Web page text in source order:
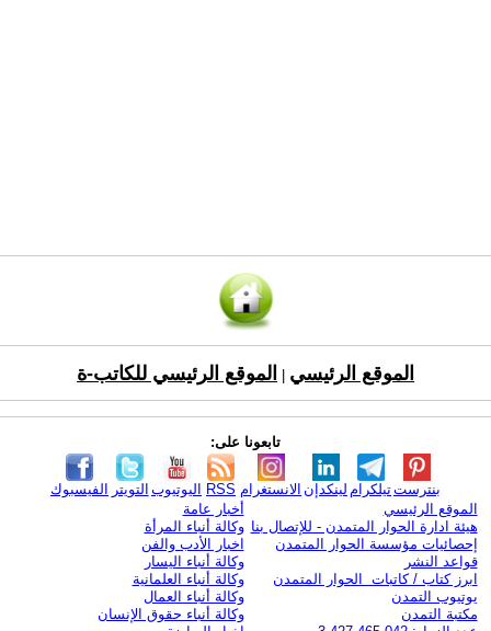
الموقع الرئيسي الموقع الرئيسي للكاتب-ة
تابعونا على:
الفيسبوك التويتر اليوتيوب RSS الانستغرام لينكدإن تيلكرامبنترست
الموقع الرئيسي
هيئة ادارة الحوار المتمدن - للإتصال بنا
إحصائيات مؤسسة الحوار المتمدن
قواعد النشر
ابرز كتاب / كاتبات الحوار المتمدن
يوتيوب التمدن
مكتبة التمدن
أخبار عامة
وكالة أنباء المرأة
اخبار الأدب والفن
وكالة أنباء اليسار
وكالة أنباء العلمانية
وكالة أنباء العمال
وكالة أنباء حقوق الإنسان